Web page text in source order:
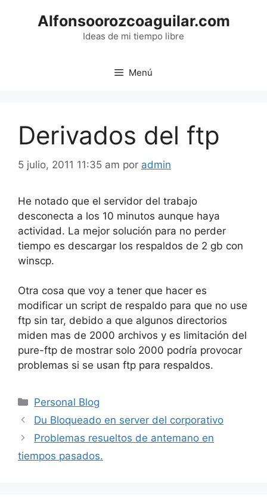
Alfonsoorozcoaguilar.com
Ideas de mi tiempo libre
Menú
Derivados del ftp
5 julio, 2011 11:35 am por admin
He notado que el servidor del trabajo
desconecta a los 10 minutos aunque haya
actividad. La mejor solución para no perder
tiempo es descargar los respaldos de 2 gb con
winscp.
Otra cosa que voy a tener que hacer es
modificar un script de respaldo para que no use
ftp sin tar, debido a que algunos directorios
miden mas de 2000 archivos y es limitación del
pure-ftp de mostrar solo 2000 podría provocar
problemas si se usan ftp para respaldos.
Categorías
Personal Blog
Du Bloqueado en server del corporativo
Problemas resueltos de antemano en
tiempos pasados.